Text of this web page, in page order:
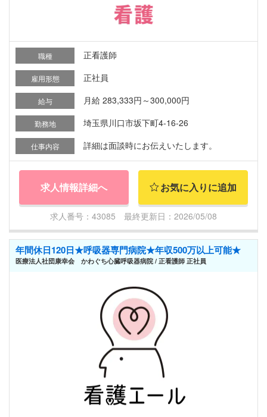
職種 正看護師
雇用形態 正社員
給与 月給 283,333円～300,000円
勤務地 埼玉県川口市坂下町4-16-26
仕事内容 詳細は面談時にお伝えいたします。
求人情報詳細へ お気に入りに追加
求人番号：43085 最終更新日：2026/05/08
年間休日120日★呼吸器専門病院★年収500万以上可能★
医療法人社団康幸会 かわぐち心臓呼吸器病院 / 正看護師 正社員